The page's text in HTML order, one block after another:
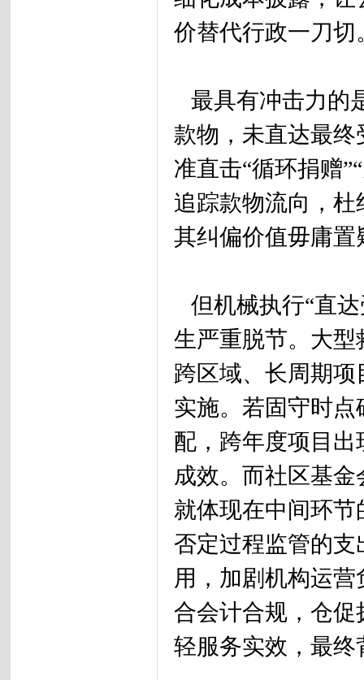
价替代行政一刀切
最具有冲击力的
款物，未直达最
准直击“循环捐赠
追踪款物流向，
其纠偏价值毋庸置
但机械执行“直
生严重脱节。大
跨区域、长周期
实施。若固守时
配，跨年度项目
成效。而社区基
就体现在中间环
否定过程监管的
用，加剧机构运
合会计合规，仓
轻服务实效，最